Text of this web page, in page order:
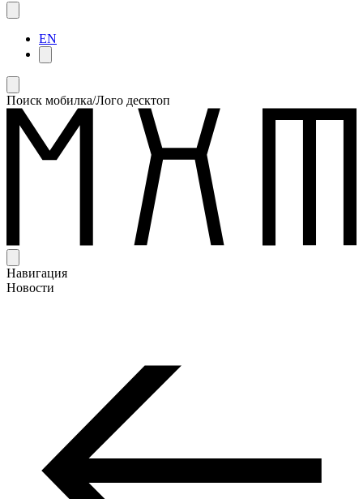
EN
Поиск мобилка/Лого десктоп
Навигация
Новости